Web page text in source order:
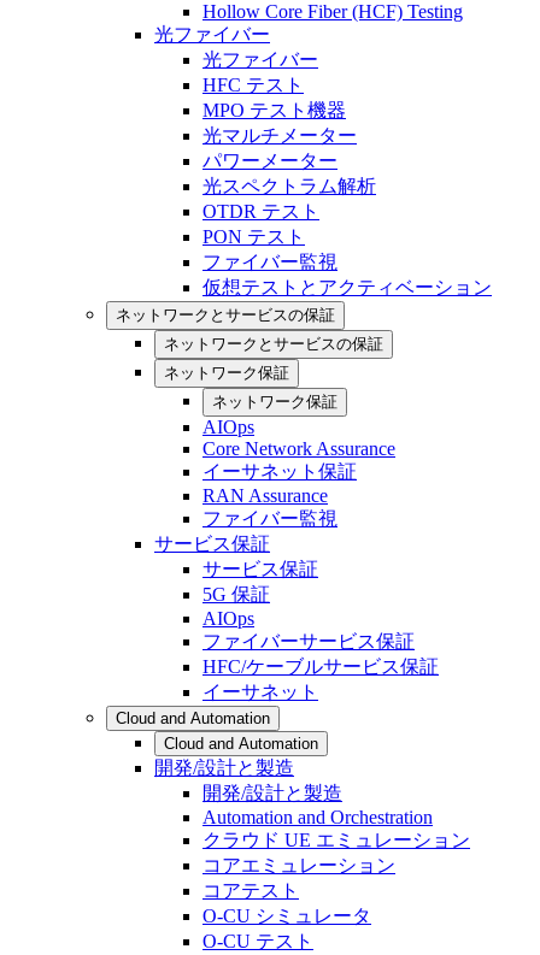
Hollow Core Fiber (HCF) Testing
光ファイバー
光ファイバー
HFC テスト
MPO テスト機器
光マルチメーター
パワーメーター
光スペクトラム解析
OTDR テスト
PON テスト
ファイバー監視
仮想テストとアクティベーション
ネットワークとサービスの保証
ネットワークとサービスの保証
ネットワーク保証
ネットワーク保証
AIOps
Core Network Assurance
イーサネット保証
RAN Assurance
ファイバー監視
サービス保証
サービス保証
5G 保証
AIOps
ファイバーサービス保証
HFC/ケーブルサービス保証
イーサネット
Cloud and Automation
Cloud and Automation
開発/設計と製造
開発/設計と製造
Automation and Orchestration
クラウド UE エミュレーション
コアエミュレーション
コアテスト
O-CU シミュレータ
O-CU テスト